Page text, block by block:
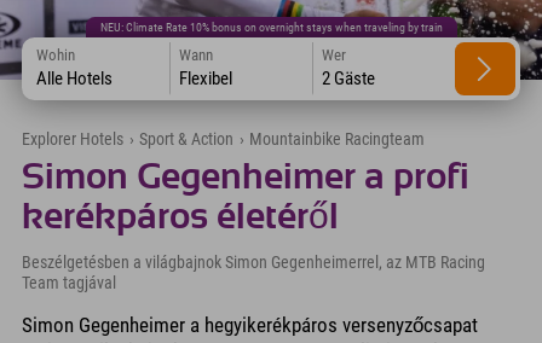
NEU: Climate Rate 10% bonus on overnight stays when traveling by train
Wohin
Alle Hotels
Wann
Flexibel
Wer
2 Gäste
Explorer Hotels › Sport & Action › Mountainbike Racingteam
Simon Gegenheimer a profi
kerékpáros életéről
Beszélgetésben a világbajnok Simon Gegenheimerrel, az MTB Racing
Team tagjával
Simon Gegenheimer a hegyikerékpáros versenyzőcsapat